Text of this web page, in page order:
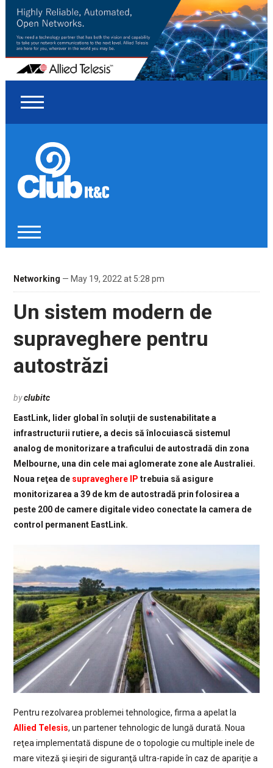
Networking — May 19, 2022 at 5:28 pm
Un sistem modern de
supraveghere pentru
autostrăzi
byclubitc
EastLink, lider global în soluţii de sustenabilitate a
infrastructurii rutiere, a decis să înlocuiască sistemul
analog de monitorizare a traficului de autostradă din zona
Melbourne, una din cele mai aglomerate zone ale Australiei.
Noua reţea de supraveghere IP trebuia să asigure
monitorizarea a 39 de km de autostradă prin folosirea a
peste 200 de camere digitale video conectate la camera de
control permanent EastLink.
Pentru rezolvarea problemei tehnologice, firma a apelat la
Allied Telesis, un partener tehnologic de lungă durată. Noua
reţea implementată dispune de o topologie cu multiple inele de
mare viteză şi ieşiri de siguranţă ultra-rapide în caz de apariţie a